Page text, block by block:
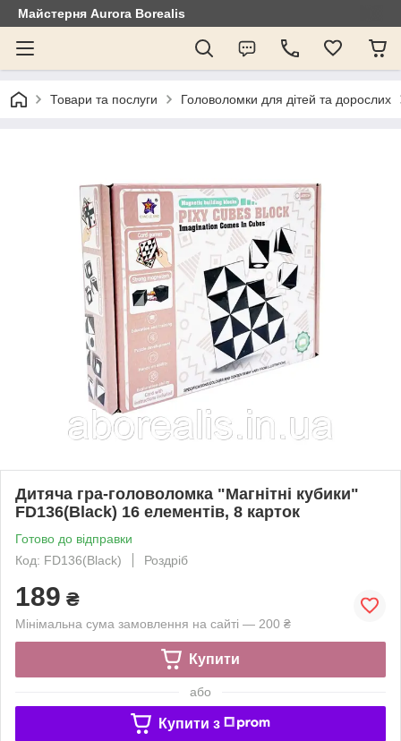
Майстерня Aurora Borealis
Товари та послуги Головоломки для дітей та дорослих
Дитяча гра-головоломка "Магнітні кубики"
FD136(Black) 16 елементів, 8 карток
Готово до відправки
Код: FD136(Black)
Роздріб
189 ₴
Мінімальна сума замовлення на сайті — 200 ₴
Купити
або
Купити з